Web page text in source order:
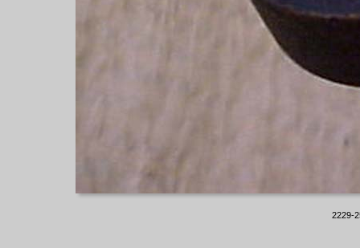
2229-